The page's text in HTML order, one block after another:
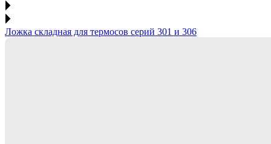
Ложка складная для термосов серий 301 и 306